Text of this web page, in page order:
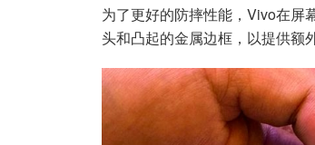
为了更好的防摔性能，Vivo在屏
头和凸起的金属边框，以提供额